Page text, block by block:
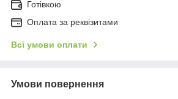
Готівкою
Оплата за реквізитами
Всі умови оплати
Умови повернення